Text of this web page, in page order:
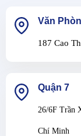
Văn
187 Cao
Quận 7
26/6F Trần
Chí Minh